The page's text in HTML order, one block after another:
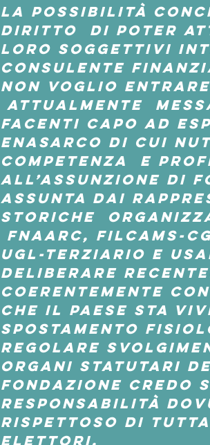
la possibilità
diritto  di poter
loro soggettivi
consulente
Non voglio
attualmente
facenti capo ad
Enasarco di cui
competenza  e
all’assunzione di
assunta dai
storiche
FNAARC, FILCAMS-
UGL-TERZIARIO e
deliberare
coerentemente
che il paese sta
spostamento
regolare
organi statutari
Fondazione credo
responsabilità
rispettoso di
elettori.